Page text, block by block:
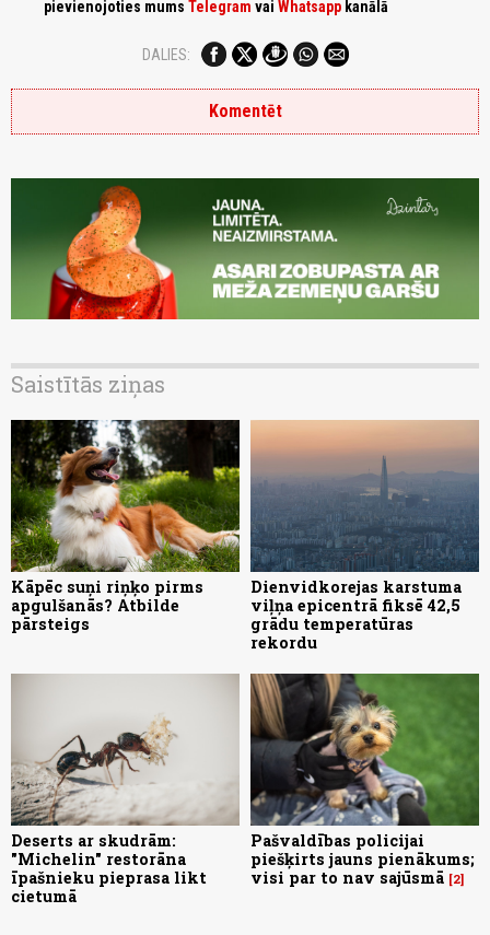
pievienojoties mums Telegram vai Whatsapp kanālā
DALIES:
Komentēt
Saistītās ziņas
Kāpēc suņi riņķo pirms
apgulšanās? Atbilde
pārsteigs
Dienvidkorejas karstuma
viļņa epicentrā fiksē 42,5
grādu temperatūras
rekordu
Deserts ar skudrām:
"Michelin" restorāna
īpašnieku pieprasa likt
cietumā
Pašvaldības policijai
piešķirts jauns pienākums;
visi par to nav sajūsmā 2